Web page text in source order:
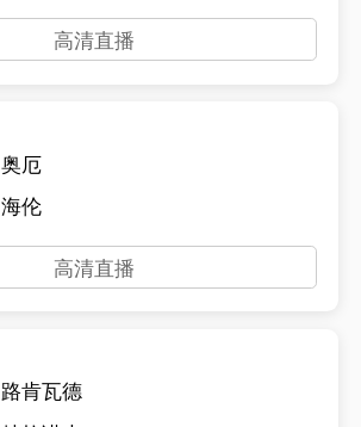
高清直播
奥厄
海伦
高清直播
路肯瓦德